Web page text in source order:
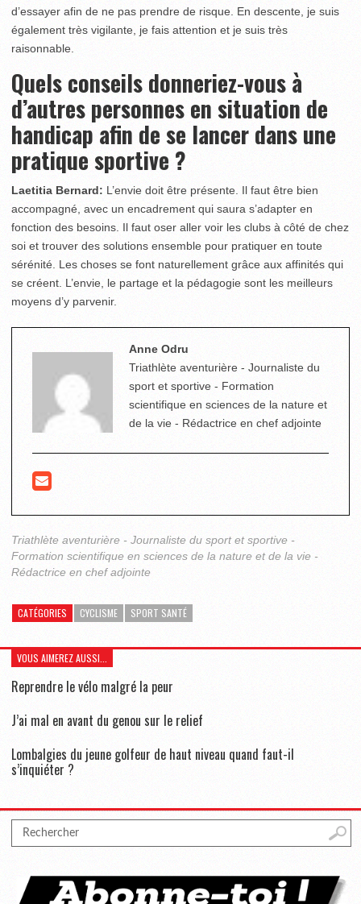
d’essayer afin de ne pas prendre de risque. En descente, je suis
également très vigilante, je fais attention et je suis très
raisonnable.
Quels conseils donneriez-vous à
d’autres personnes en situation de
handicap afin de se lancer dans une
pratique sportive ?
Laetitia Bernard: L’envie doit être présente. Il faut être bien
accompagné, avec un encadrement qui saura s’adapter en
fonction des besoins. Il faut oser aller voir les clubs à côté de chez
soi et trouver des solutions ensemble pour pratiquer en toute
sérénité. Les choses se font naturellement grâce aux affinités qui
se créent. L’envie, le partage et la pédagogie sont les meilleurs
moyens d’y parvenir.
Anne Odru
Triathlète aventurière - Journaliste du
sport et sportive - Formation
scientifique en sciences de la nature et
de la vie - Rédactrice en chef adjointe
Triathlète aventurière - Journaliste du sport et sportive -
Formation scientifique en sciences de la nature et de la vie -
Rédactrice en chef adjointe
CATÉGORIES CYCLISME SPORT SANTÉ
VOUS AIMEREZ AUSSI...
Reprendre le vélo malgré la peur
J’ai mal en avant du genou sur le relief
Lombalgies du jeune golfeur de haut niveau quand faut-il
s’inquiéter ?